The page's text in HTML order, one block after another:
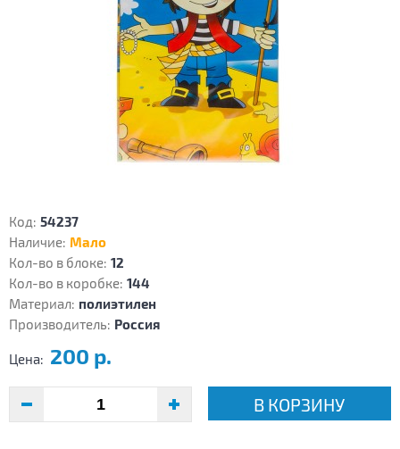
Код: 54237
Наличие: Мало
Кол-во в блоке: 12
Кол-во в коробке: 144
Материал: полиэтилен
Производитель: Россия
Цена: 200 р.
В КОРЗИНУ